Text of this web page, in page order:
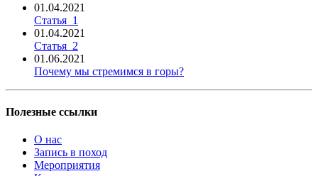
01.04.2021
Статья_1
01.04.2021
Статья_2
01.06.2021
Почему мы стремимся в горы?
Полезные ссылки
О нас
Запись в поход
Мероприятия